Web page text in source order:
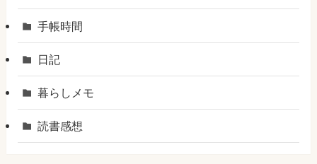
手帳時間
日記
暮らしメモ
読書感想